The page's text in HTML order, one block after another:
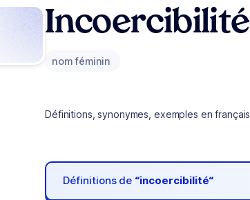
Incoercibilité
nom féminin
Définitions, synonymes, exemples en français
Définitions de “incoercibilité“